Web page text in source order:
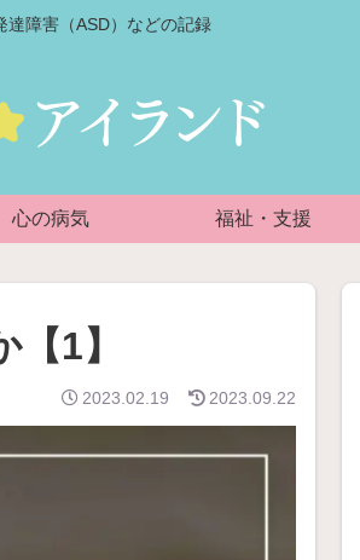
達障害（ASD）などの記録
心の病気 福祉・支援
1】
2023.02.19 2023.09.22